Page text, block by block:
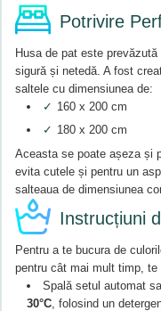
Potrivire
Husa de pat este
sigură și netedă. A fost
saltele cu dimensiunea de:
✓ 160 x 200 cm
✓ 180 x 200 cm
Aceasta se poate așeza și
evita cutele și pentru un
salteaua de dimensiunea
Instrucțiuni
Pentru a te bucura de
pentru cât mai mult timp,
Spală setul automat
30°C , folosind un